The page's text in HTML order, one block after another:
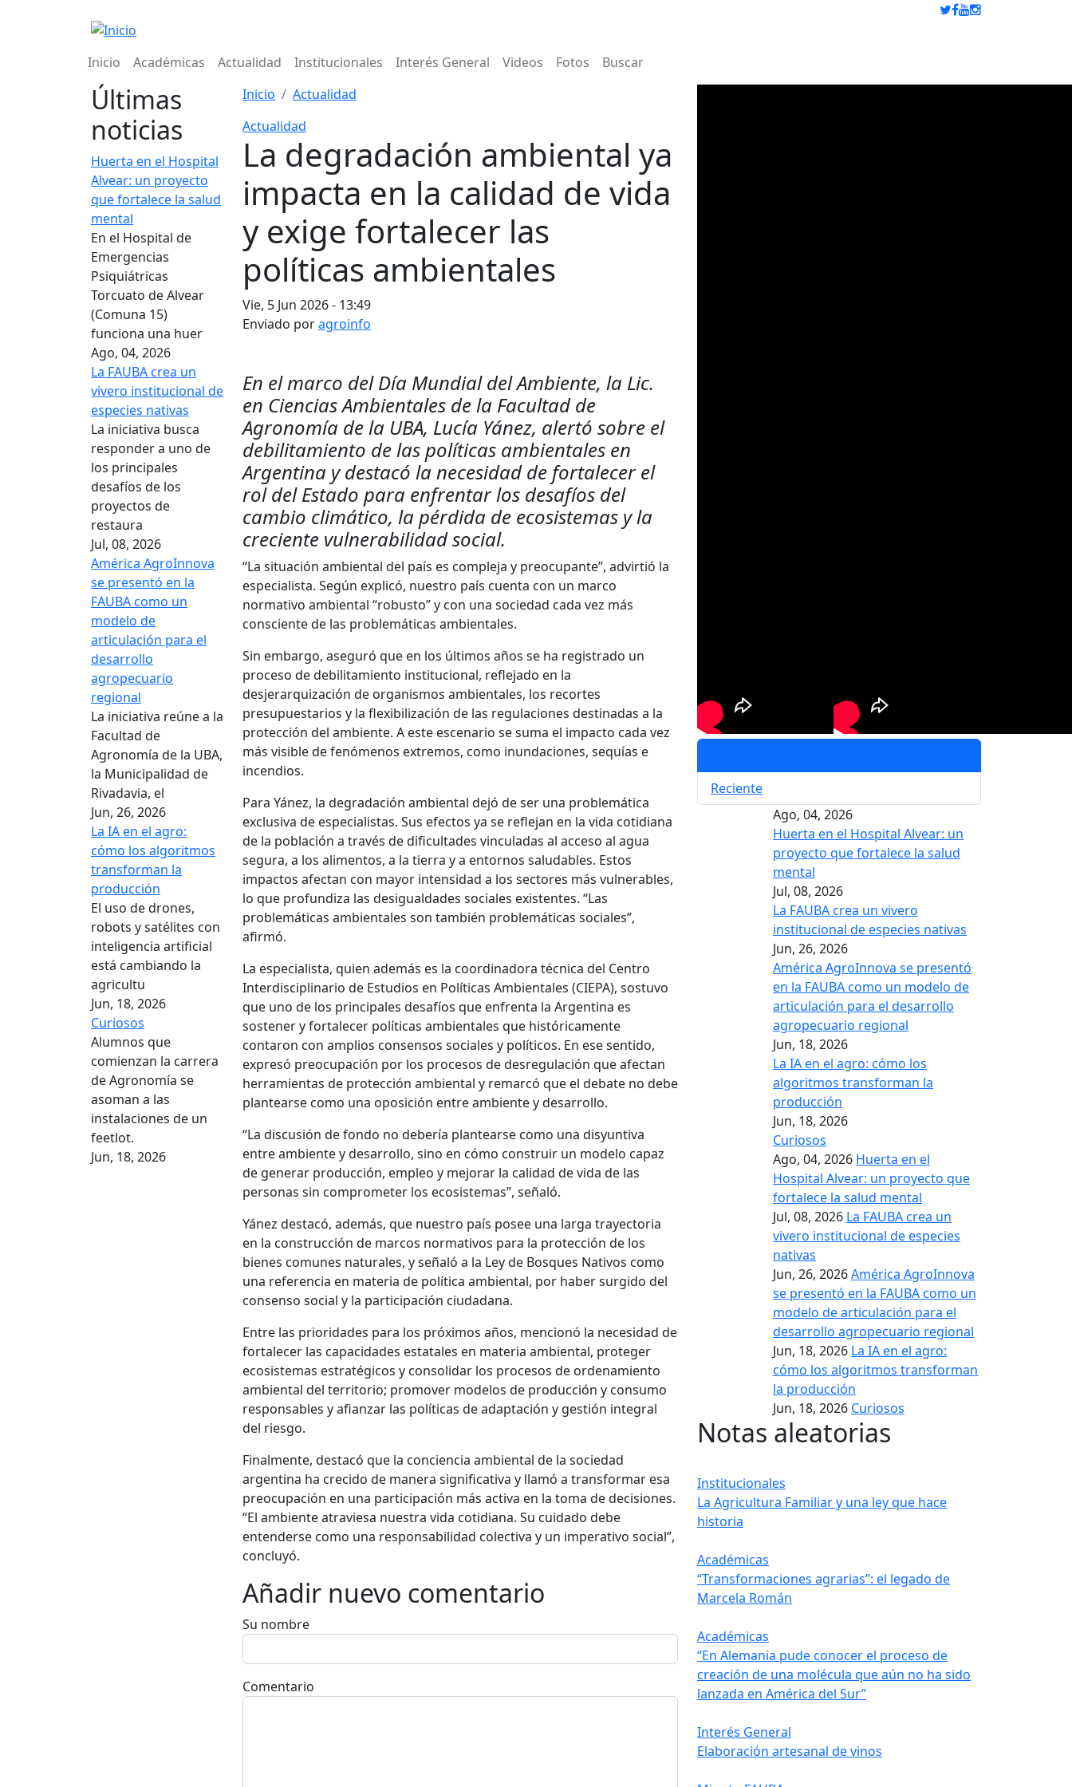
Navegación principal
Inicio Académicas Actualidad Institucionales Interés General Videos Fotos Buscar
Últimas
noticias
Huerta en el Hospital
Alvear: un proyecto
que fortalece la salud
mental
En el Hospital de
Emergencias
Psiquiátricas
Torcuato de Alvear
(Comuna 15)
funciona una huer
Ago, 04, 2026
La FAUBA crea un
vivero institucional de
especies nativas
La iniciativa busca
responder a uno de
los principales
desafíos de los
proyectos de
restaura
Jul, 08, 2026
América AgroInnova
se presentó en la
FAUBA como un
modelo de
articulación para el
desarrollo
agropecuario
regional
La iniciativa reúne a la
Facultad de
Agronomía de la UBA,
la Municipalidad de
Rivadavia, el
Jun, 26, 2026
La IA en el agro:
cómo los algoritmos
transforman la
producción
El uso de drones,
robots y satélites con
inteligencia artificial
está cambiando la
agricultu
Jun, 18, 2026
Curiosos
Alumnos que
comienzan la carrera
de Agronomía se
asoman a las
instalaciones de un
feetlot.
Jun, 18, 2026
Inicio
Actualidad
Actualidad
La degradación ambiental ya
impacta en la calidad de vida
y exige fortalecer las
políticas ambientales
Vie, 5 Jun 2026 - 13:49
Enviado poragroinfo
En el marco del Día Mundial del Ambiente, la Lic.
en Ciencias Ambientales de la Facultad de
Agronomía de la UBA, Lucía Yánez, alertó sobre el
debilitamiento de las políticas ambientales en
Argentina y destacó la necesidad de fortalecer el
rol del Estado para enfrentar los desafíos del
cambio climático, la pérdida de ecosistemas y la
creciente vulnerabilidad social.
“La situación ambiental del país es compleja y preocupante”, advirtió la
especialista. Según explicó, nuestro país cuenta con un marco
normativo ambiental “robusto” y con una sociedad cada vez más
consciente de las problemáticas ambientales.
Sin embargo, aseguró que en los últimos años se ha registrado un
proceso de debilitamiento institucional, reflejado en la
desjerarquización de organismos ambientales, los recortes
presupuestarios y la flexibilización de las regulaciones destinadas a la
protección del ambiente. A este escenario se suma el impacto cada vez
más visible de fenómenos extremos, como inundaciones, sequías e
incendios.
Para Yánez, la degradación ambiental dejó de ser una problemática
exclusiva de especialistas. Sus efectos ya se reflejan en la vida cotidiana
de la población a través de dificultades vinculadas al acceso al agua
segura, a los alimentos, a la tierra y a entornos saludables. Estos
impactos afectan con mayor intensidad a los sectores más vulnerables,
lo que profundiza las desigualdades sociales existentes. “Las
problemáticas ambientales son también problemáticas sociales”,
afirmó.
La especialista, quien además es la coordinadora técnica del Centro
Interdisciplinario de Estudios en Políticas Ambientales (CIEPA), sostuvo
que uno de los principales desafíos que enfrenta la Argentina es
sostener y fortalecer políticas ambientales que históricamente
contaron con amplios consensos sociales y políticos. En ese sentido,
expresó preocupación por los procesos de desregulación que afectan
herramientas de protección ambiental y remarcó que el debate no debe
plantearse como una oposición entre ambiente y desarrollo.
“La discusión de fondo no debería plantearse como una disyuntiva
entre ambiente y desarrollo, sino en cómo construir un modelo capaz
de generar producción, empleo y mejorar la calidad de vida de las
personas sin comprometer los ecosistemas”, señaló.
Yánez destacó, además, que nuestro país posee una larga trayectoria
en la construcción de marcos normativos para la protección de los
bienes comunes naturales, y señaló a la Ley de Bosques Nativos como
una referencia en materia de política ambiental, por haber surgido del
consenso social y la participación ciudadana.
Entre las prioridades para los próximos años, mencionó la necesidad de
fortalecer las capacidades estatales en materia ambiental, proteger
ecosistemas estratégicos y consolidar los procesos de ordenamiento
ambiental del territorio; promover modelos de producción y consumo
responsables y afianzar las políticas de adaptación y gestión integral
del riesgo.
Finalmente, destacó que la conciencia ambiental de la sociedad
argentina ha crecido de manera significativa y llamó a transformar esa
preocupación en una participación más activa en la toma de decisiones.
“El ambiente atraviesa nuestra vida cotidiana. Su cuidado debe
entenderse como una responsabilidad colectiva y un imperativo social”,
concluyó.
Añadir nuevo comentario
Su nombre
Comentario
Reciente
Ago, 04, 2026
Huerta en el Hospital Alvear: un
proyecto que fortalece la salud
mental
Jul, 08, 2026
La FAUBA crea un vivero
institucional de especies nativas
Jun, 26, 2026
América AgroInnova se presentó
en la FAUBA como un modelo de
articulación para el desarrollo
agropecuario regional
Jun, 18, 2026
La IA en el agro: cómo los
algoritmos transforman la
producción
Jun, 18, 2026
Curiosos
Ago, 04, 2026 Huerta en el
Hospital Alvear: un proyecto que
fortalece la salud mental
Jul, 08, 2026 La FAUBA crea un
vivero institucional de especies
nativas
Jun, 26, 2026América AgroInnova
se presentó en la FAUBA como un
modelo de articulación para el
desarrollo agropecuario regional
Jun, 18, 2026 La IA en el agro:
cómo los algoritmos transforman
la producción
Jun, 18, 2026 Curiosos
Notas aleatorias
Institucionales
La Agricultura Familiar y una ley que hace
historia
Académicas
“Transformaciones agrarias”: el legado de
Marcela Román
Académicas
“En Alemania pude conocer el proceso de
creación de una molécula que aún no ha sido
lanzada en América del Sur”
Interés General
Elaboración artesanal de vinos